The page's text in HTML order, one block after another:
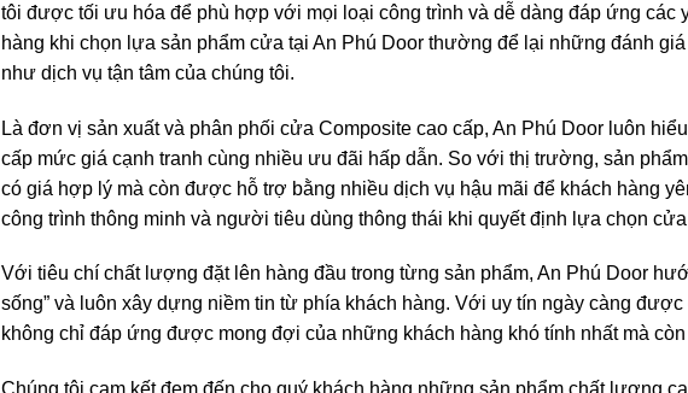
tôi được tối ưu hóa để phù hợp với mọi loại công trình và dễ dàng đáp ứng các
hàng khi chọn lựa sản phẩm cửa tại An Phú Door thường để lại những đánh
như dịch vụ tận tâm của chúng tôi.
Là đơn vị sản xuất và phân phối cửa Composite cao cấp, An Phú Door luôn
cấp mức giá cạnh tranh cùng nhiều ưu đãi hấp dẫn. So với thị trường, sản
có giá hợp lý mà còn được hỗ trợ bằng nhiều dịch vụ hậu mãi để khách hàng
công trình thông minh và người tiêu dùng thông thái khi quyết định lựa chọn
Với tiêu chí chất lượng đặt lên hàng đầu trong từng sản phẩm, An Phú Door
sống” và luôn xây dựng niềm tin từ phía khách hàng. Với uy tín ngày càng
không chỉ đáp ứng được mong đợi của những khách hàng khó tính nhất mà